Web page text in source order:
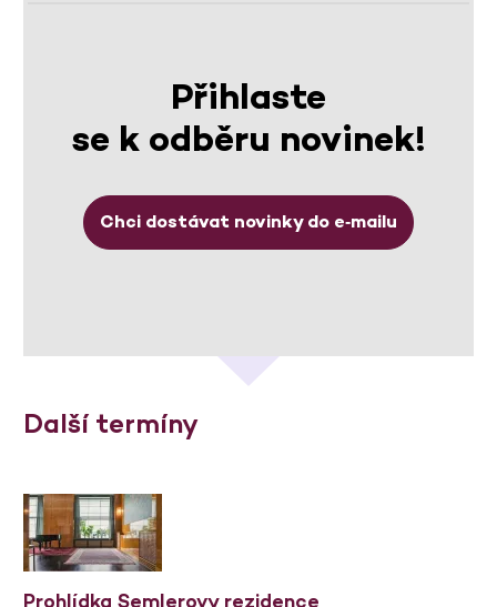
Přihlaste
se k odběru novinek!
Chci dostávat novinky do e‑mailu
Další termíny
Prohlídka Semlerovy rezidence